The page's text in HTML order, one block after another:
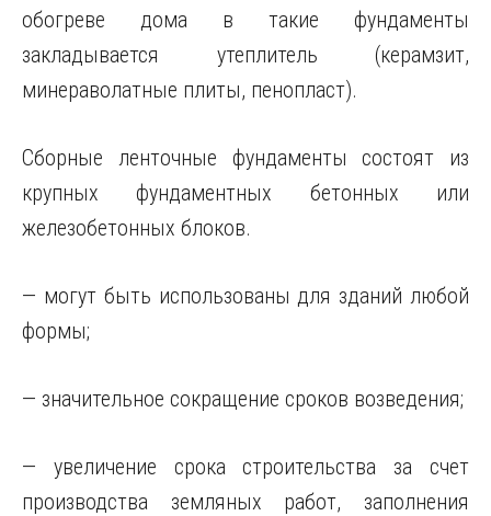
обогреве дома в такие фундаменты
закладывается утеплитель (керамзит,
минераволатные плиты, пенопласт).
Сборные ленточные фундаменты состоят из
крупных фундаментных бетонных или
железобетонных блоков.
— могут быть использованы для зданий любой
формы;
— значительное сокращение сроков возведения;
— увеличение срока строительства за счет
производства земляных работ, заполнения